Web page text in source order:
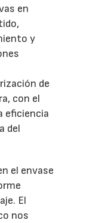
en
y
de
con el
eficiencia
del
el envase
El
nos